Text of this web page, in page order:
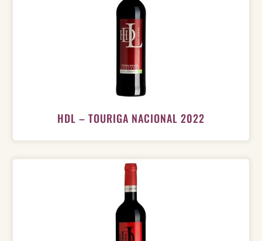
HDL – TOURIGA NACIONAL 2022